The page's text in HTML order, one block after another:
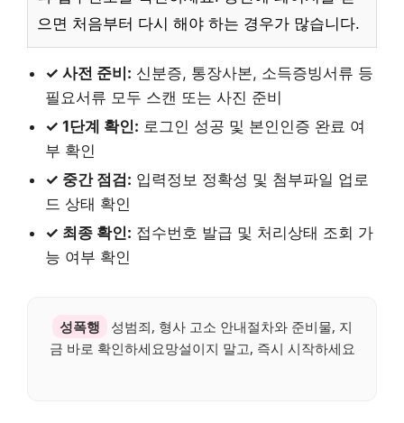
으면 처음부터 다시 해야 하는 경우가 많습니다.
✓ 사전 준비: 신분증, 통장사본, 소득증빙서류 등
필요서류 모두 스캔 또는 사진 준비
✓ 1단계 확인: 로그인 성공 및 본인인증 완료 여
부 확인
✓ 중간 점검: 입력정보 정확성 및 첨부파일 업로
드 상태 확인
✓ 최종 확인: 접수번호 발급 및 처리상태 조회 가
능 여부 확인
성폭행
성범죄, 형사 고소 안내절차와 준비물, 지
금 바로 확인하세요망설이지 말고, 즉시 시작하세요